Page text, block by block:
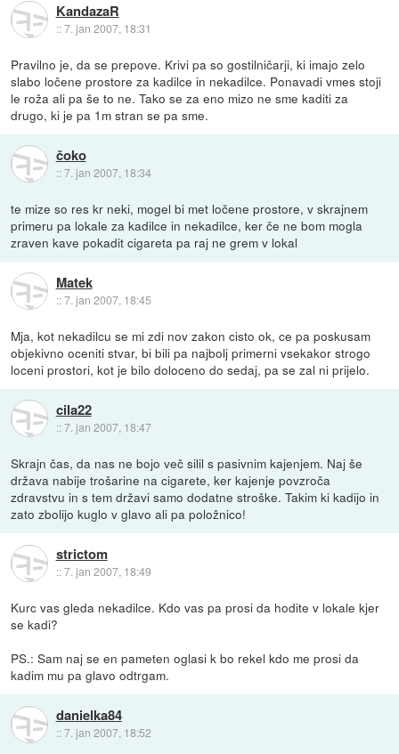
KandazaR
::7. jan 2007, 18:31
Pravilno je, da se prepove. Krivi pa so gostilničarji, ki imajo zelo
slabo ločene prostore za kadilce in nekadilce. Ponavadi vmes stoji
le roža ali pa še to ne. Tako se za eno mizo ne sme kaditi za
drugo, ki je pa 1m stran se pa sme.
čoko
::7. jan 2007, 18:34
te mize so res kr neki, mogel bi met ločene prostore, v skrajnem
primeru pa lokale za kadilce in nekadilce, ker če ne bom mogla
zraven kave pokadit cigareta pa raj ne grem v lokal
Matek
::7. jan 2007, 18:45
Mja, kot nekadilcu se mi zdi nov zakon cisto ok, ce pa poskusam
objekivno oceniti stvar, bi bili pa najbolj primerni vsekakor strogo
loceni prostori, kot je bilo doloceno do sedaj, pa se zal ni prijelo.
cila22
::7. jan 2007, 18:47
Skrajn čas, da nas ne bojo več silil s pasivnim kajenjem. Naj še
država nabije trošarine na cigarete, ker kajenje povzroča
zdravstvu in s tem državi samo dodatne stroške. Takim ki kadijo in
zato zbolijo kuglo v glavo ali pa položnico!
strictom
::7. jan 2007, 18:49
Kurc vas gleda nekadilce. Kdo vas pa prosi da hodite v lokale kjer
se kadi?
PS.: Sam naj se en pameten oglasi k bo rekel kdo me prosi da
kadim mu pa glavo odtrgam.
danielka84
::7. jan 2007, 18:52